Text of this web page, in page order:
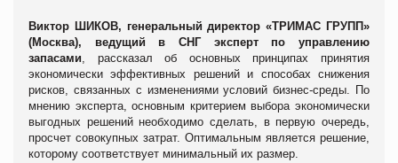
Виктор ШИКОВ, генеральный директор «ТРИМАС ГРУПП»
(Москва), ведущий в СНГ эксперт по управлению
запасами, рассказал об основных принципах принятия
экономически эффективных решений и способах снижения
рисков, связанных с изменениями условий бизнес-среды. По
мнению эксперта, основным критерием выбора экономически
выгодных решений необходимо сделать, в первую очередь,
просчет совокупных затрат. Оптимальным является решение,
которому соответствует минимальный их размер.